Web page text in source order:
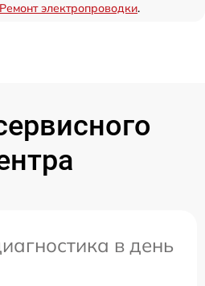
Ремонт электропроводки.
в день